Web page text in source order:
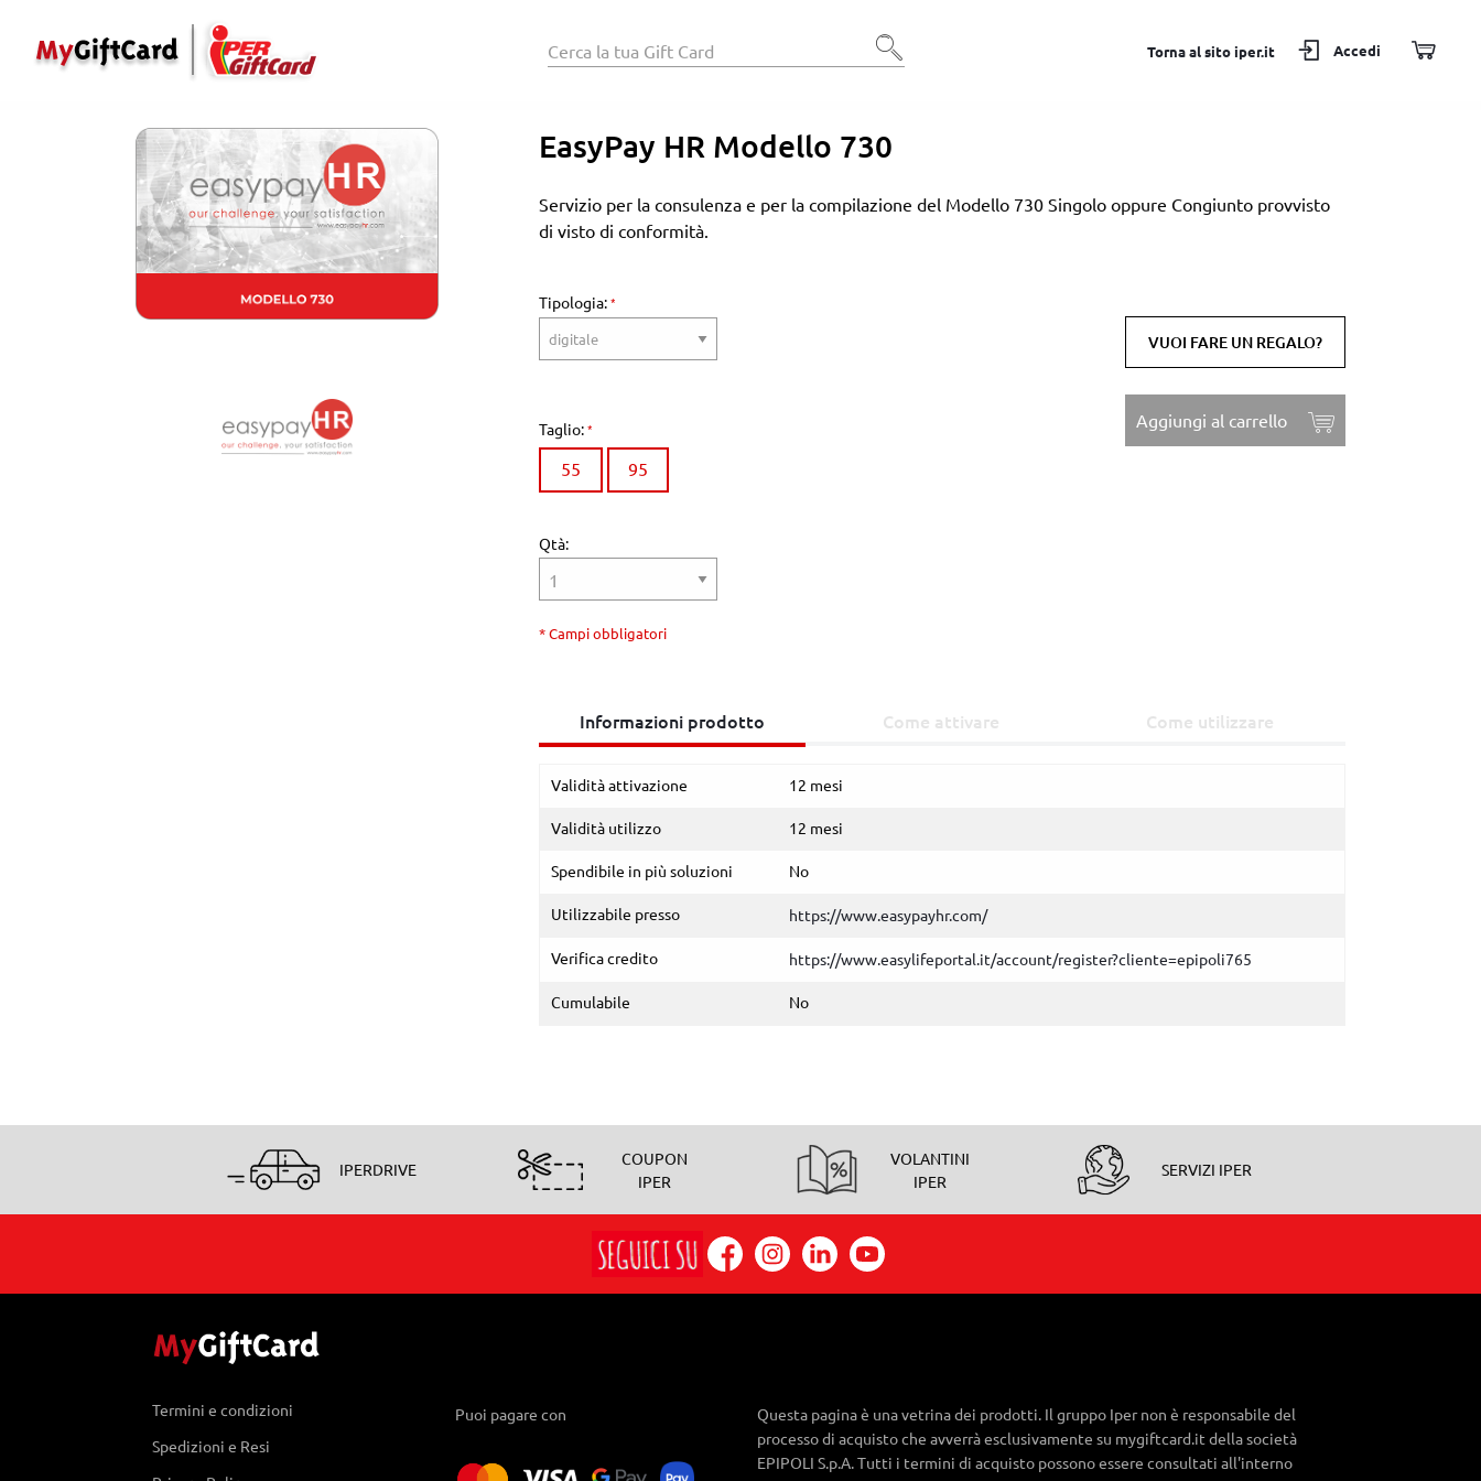
Torna al sito iper.it Accedi
EasyPay HR Modello 730
Servizio per la consulenza e per la compilazione del Modello 730 Singolo oppure Congiunto provvisto
di visto di conformità.
Tipologia:
Taglio:
55 95
Qtà:
* Campi obbligatori
VUOI FARE UN REGALO?
Aggiungi al carrello
Informazioni prodotto Come attivare Come utilizzare
Validità attivazione 12 mesi
Validità utilizzo 12 mesi
Spendibile in più soluzioni No
Utilizzabile presso https://www.easypayhr.com/
Verifica credito https://www.easylifeportal.it/account/register?cliente=epipoli765
Cumulabile No
IPERDRIVE
COUPON
IPER
VOLANTINI
IPER
SERVIZI IPER
Termini e condizioni
Spedizioni e Resi
Puoi pagare con
Questa pagina è una vetrina dei prodotti. Il gruppo Iper non è responsabile del
processo di acquisto che avverrà esclusivamente su mygiftcard.it della società
EPIPOLI S.p.A. Tutti i termini di acquisto possono essere consultati all'interno